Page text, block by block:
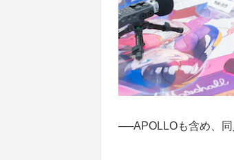
──APOLLOも含め、